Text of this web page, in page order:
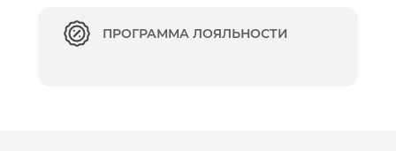
ПРОГРАММА ЛОЯЛЬНОСТИ